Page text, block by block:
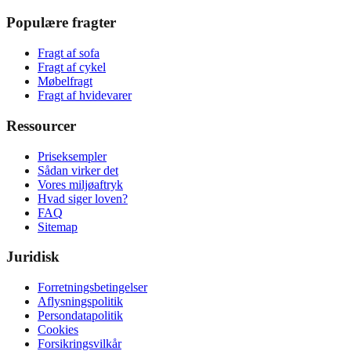
Populære fragter
Fragt af sofa
Fragt af cykel
Møbelfragt
Fragt af hvidevarer
Ressourcer
Priseksempler
Sådan virker det
Vores miljøaftryk
Hvad siger loven?
FAQ
Sitemap
Juridisk
Forretningsbetingelser
Aflysningspolitik
Persondatapolitik
Cookies
Forsikringsvilkår